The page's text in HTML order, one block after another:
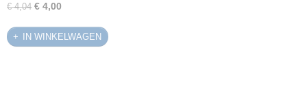
€ 4,04 € 4,00
IN WINKELWAGEN